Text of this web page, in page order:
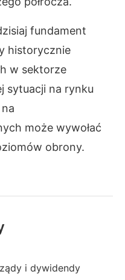
fundament
historycznie
w sektorze
sytuacji na rynku
może wywołać
obrony.
i dywidendy